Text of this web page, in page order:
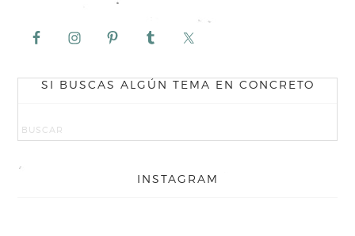
SI BUSCAS ALGÚN TEMA EN CONCRETO
INSTAGRAM